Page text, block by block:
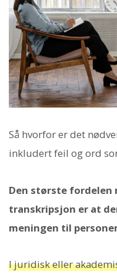
Så hvorfor er det
inkludert feil og ord
Den største fordelen
transkripsjon er at
meningen til
I juridisk eller